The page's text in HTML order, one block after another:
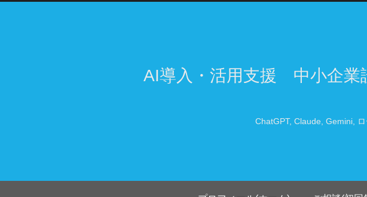
AI導入・活用支援 中小企
ChatGPT, Claude, Gemini,